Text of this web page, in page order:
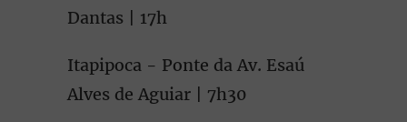
Dantas | 17h
Itapipoca - Ponte da Av. Esaú
Alves de Aguiar | 7h30